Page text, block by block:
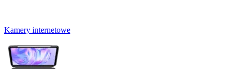
Kamery internetowe